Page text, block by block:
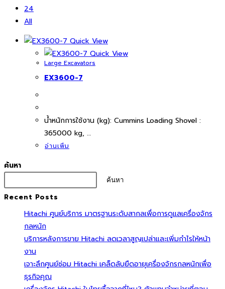
24
All
Quick View
Quick View
Large Excavators
EX3600-7
นํ้าหนักการใช้งาน (kg): Cummins Loading Shovel :
365000 kg, …
อ่านเพิ่ม
ค้นหา
ค้นหา
Recent Posts
Hitachi ศูนย์บริการ มาตรฐานระดับสากลเพื่อการดูแลเครื่องจักร
กลหนัก
บริการหลังการขาย Hitachi ลดเวลาสูญเปล่าและเพิ่มกำไรให้หน้า
งาน
เจาะลึกศูนย์ซ่อม Hitachi เคล็ดลับยืดอายุเครื่องจักรกลหนักเพื่อ
ธุรกิจคุณ